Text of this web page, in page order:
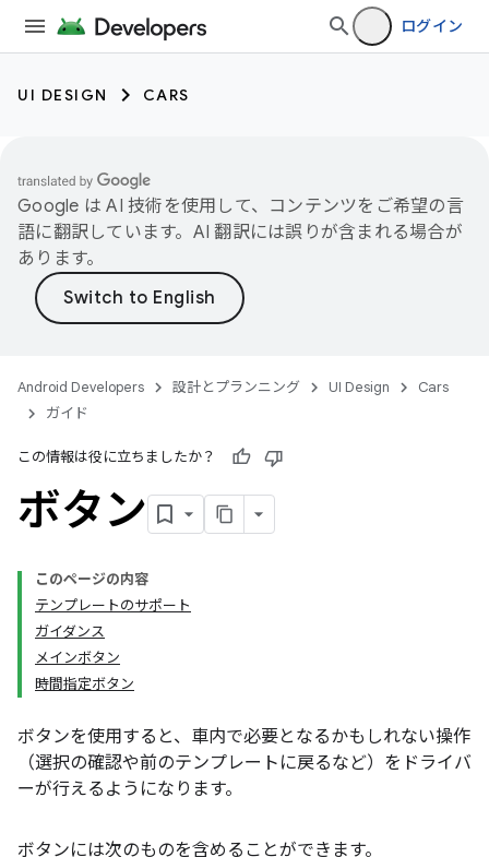
ログイン
UI DESIGN CARS
Google は AI 技術を使用して、コンテンツをご希望の言
語に翻訳しています。AI 翻訳には誤りが含まれる場合が
あります。
Android Developers 設計とプランニング UI Design
Cars
ガイド
この情報は役に立ちましたか？
ボタン
このページの内容
テンプレートのサポート
ガイダンス
メインボタン
時間指定ボタン
ボタンを使用すると、車内で必要となるかもしれない操作
（選択の確認や前のテンプレートに戻るなど）をドライバ
ーが行えるようになります。
ボタンには次のものを含めることができます。